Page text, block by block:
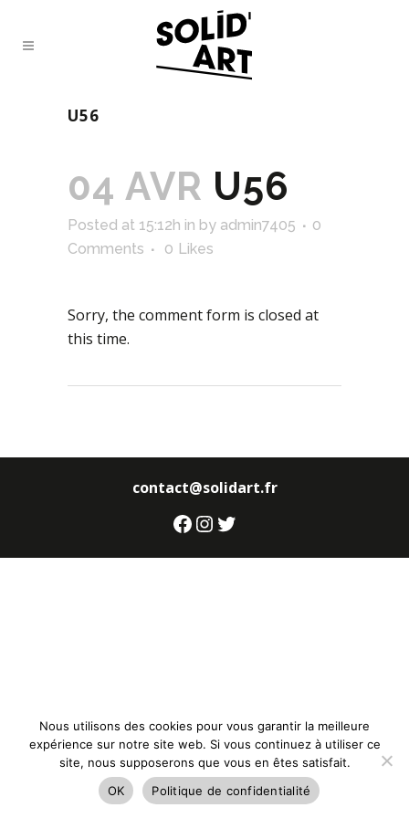
U56
04 AVR U56
Posted at 15:12h in by admin7405
0
Comments
0 Likes
Sorry, the comment form is closed at
this time.
contact@solidart.fr
Facebook
Instagram
Twitter
Nous utilisons des cookies pour vous garantir la meilleure
expérience sur notre site web. Si vous continuez à utiliser ce
site, nous supposerons que vous en êtes satisfait.
OK
Politique de confidentialité